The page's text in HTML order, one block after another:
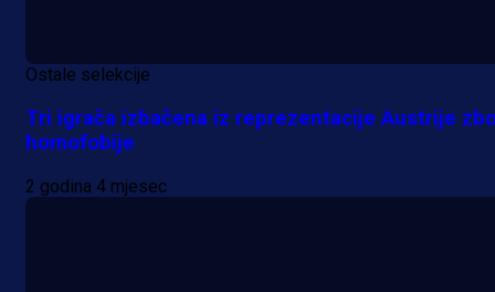
Ostale selekcije
Tri igrača izbačena iz reprezentacije Austrije
homofobije
2 godina 4 mjesec